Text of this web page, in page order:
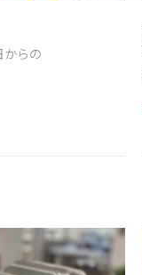
からの